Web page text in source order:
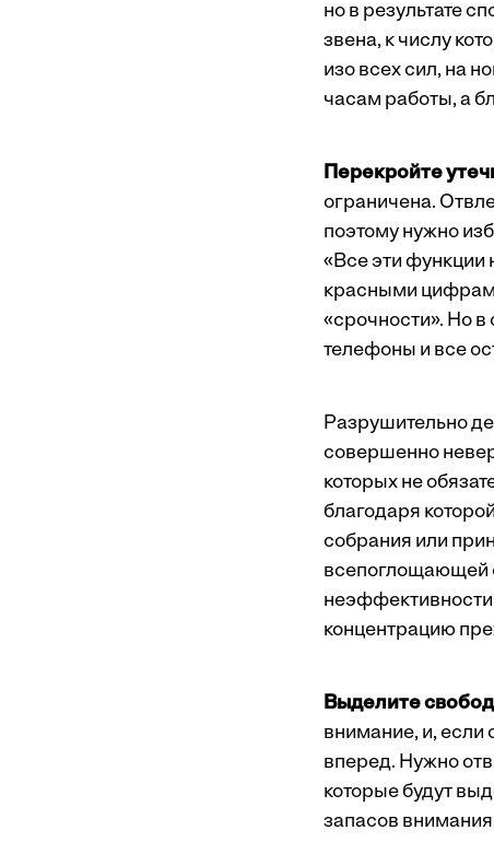
но в результате
звена, к числу
изо всех сил, на
часам работы, а
Перекройте
ограничена.
поэтому нужно
«Все эти функции
красными
«срочности». Но
телефоны и все
Разрушительно
совершенно
которых не
благодаря
собрания или
всепоглощающей
концентрацию
Выделите
внимание, и, если
вперед. Нужно
которые будут
запасов